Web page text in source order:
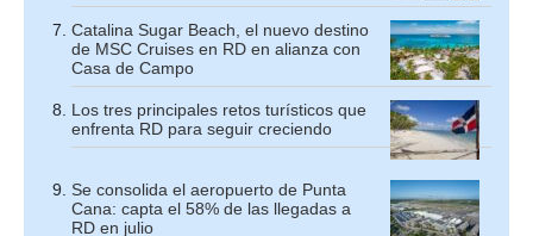
Catalina Sugar Beach, el nuevo destino
de MSC Cruises en RD en alianza con
Casa de Campo
Los tres principales retos turísticos que
enfrenta RD para seguir creciendo
Se consolida el aeropuerto de Punta
Cana: capta el 58% de las llegadas a
RD en julio